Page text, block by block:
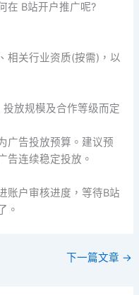
在 B站开户推广呢?
相关行业资质(按需)，以
放规模及合作等级而定
广告投放预算。建议预
告连续稳定投放。
账户审核进度，等待B站
。
下一篇文章 →